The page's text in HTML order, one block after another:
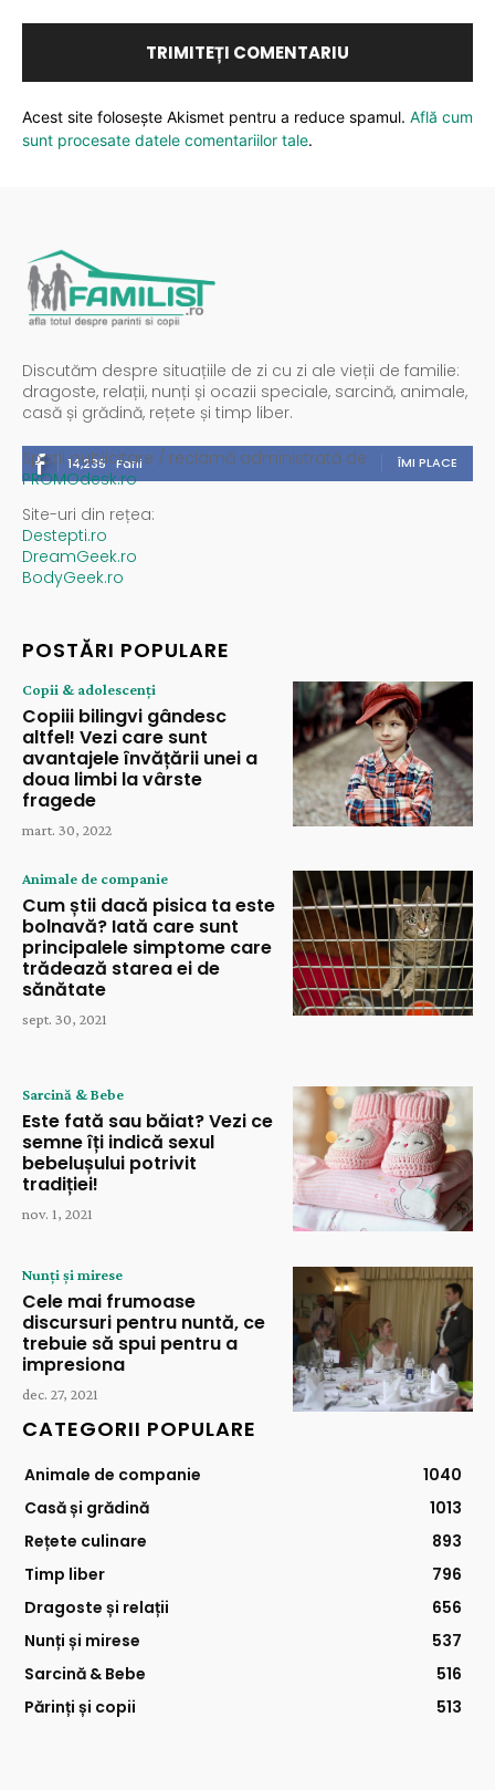
Acest site folosește Akismet pentru a reduce spamul. Află cum
sunt procesate datele comentariilor tale.
Discutăm despre situațiile de zi cu zi ale vieții de familie:
dragoste, relații, nunți și ocazii speciale, sarcină, animale,
casă și grădină, rețete și timp liber.
14,235 Fani ÎMI PLACE
Spații publicitare / reclamă administrată de
PROMOdesk.ro
Site-uri din rețea:
Destepti.ro
DreamGeek.ro
BodyGeek.ro
POSTĂRI POPULARE
Copii & adolescenți
Copiii bilingvi gândesc
altfel! Vezi care sunt
avantajele învățării unei a
doua limbi la vârste
fragede
mart. 30, 2022
Animale de companie
Cum știi dacă pisica ta este
bolnavă? Iată care sunt
principalele simptome care
trădează starea ei de
sănătate
sept. 30, 2021
Sarcină & Bebe
Este fată sau băiat? Vezi ce
semne îți indică sexul
bebelușului potrivit
tradiției!
nov. 1, 2021
Nunți și mirese
Cele mai frumoase
discursuri pentru nuntă, ce
trebuie să spui pentru a
impresiona
dec. 27, 2021
CATEGORII POPULARE
Animale de companie
1040
Casă și grădină
1013
Rețete culinare
893
Timp liber
796
Dragoste și relații
656
Nunți și mirese
537
Sarcină & Bebe
516
Părinți și copii
513